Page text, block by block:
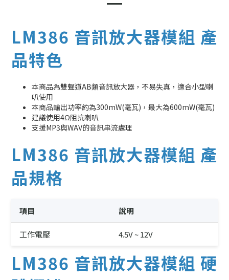
LM386 音訊放大器模組 產
品特色
本商品為雙聲道AB類音訊放大器，不易失真，適合小型喇
叭使用
本商品輸出功率約為300mW(毫瓦)，最大為600mW(毫瓦)
建議使用4Ω阻抗喇叭
支援MP3與WAV的音訊串流處理
LM386 音訊放大器模組 產
品規格
項目 說明
工作電壓 4.5V ~ 12V
LM386 音訊放大器模組 硬